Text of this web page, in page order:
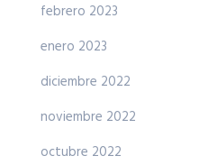
febrero 2023
enero 2023
diciembre 2022
noviembre 2022
octubre 2022